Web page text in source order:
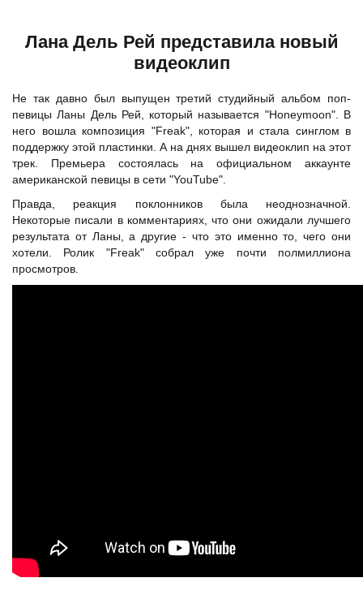
Лана Дель Рей представила новый
видеоклип
Не так давно был выпущен третий студийный альбом поп-
певицы Ланы Дель Рей, который называется "Honeymoon". В
него вошла композиция "Freak", которая и стала синглом в
поддержку этой пластинки. А на днях вышел видеоклип на этот
трек. Премьера состоялась на официальном аккаунте
американской певицы в сети "YouTube".
Правда, реакция поклонников была неоднозначной.
Некоторые писали в комментариях, что они ожидали лучшего
результата от Ланы, а другие - что это именно то, чего они
хотели. Ролик "Freak" собрал уже почти полмиллиона
просмотров.